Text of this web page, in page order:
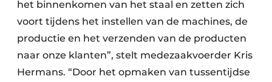
het binnenkomen van het staal en zetten zich
voort tijdens het instellen van de machines, de
productie en het verzenden van de producten
naar onze klanten”, stelt medezaakvoerder Kris
Hermans. “Door het opmaken van tussentijdse